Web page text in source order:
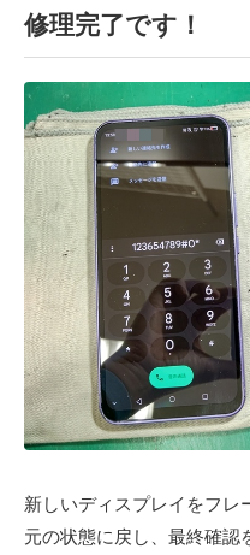
修理完了です！
新しいディスプレイをフレ
元の状態に戻し、最終確認